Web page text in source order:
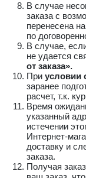
В случае
заказа с
перенесена
по
В случае,
не удается
от заказа».
При условии
заранее
расчет, т.к.
Время
указанный
истечении
Интернет-
доставку и
заказа.
Получая